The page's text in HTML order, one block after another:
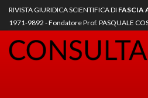
RIVISTA GIURIDICA SCIENTIFICA DI FASCIA
1971-9892 - Fondatore Prof. PASQUALE